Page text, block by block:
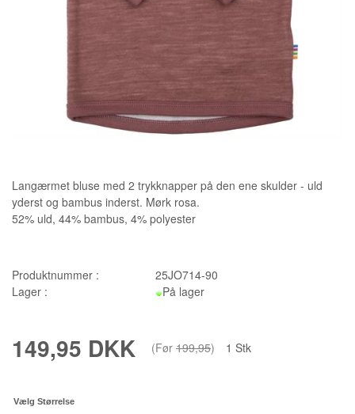
Langærmet bluse med 2 trykknapper på den ene skulder - uld
yderst og bambus inderst. Mørk rosa.
52% uld, 44% bambus, 4% polyester
Produktnummer :
25JO714-90
Lager :
På lager
149,95 DKK (Før 199,95) 1 Stk
Vælg Størrelse